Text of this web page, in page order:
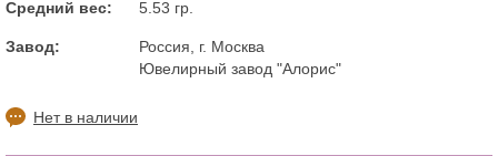
Средний вес: 5.53 гр.
Завод:
Россия, г. Москва
Ювелирный завод "Алорис"
Нет в наличии